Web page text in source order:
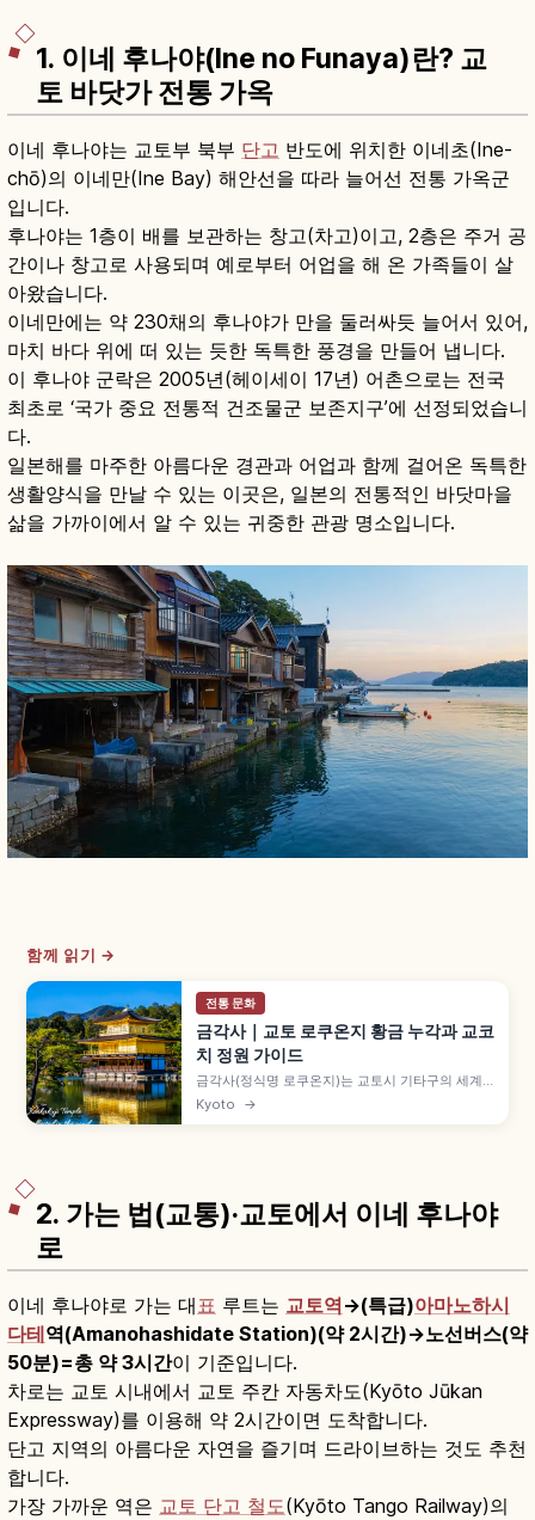
1. 이네 후나야(Ine no Funaya)란? 교
토 바닷가 전통 가옥
이네 후나야는 교토부 북부 단고 반도에 위치한 이네초(Ine-
chō)의 이네만(Ine Bay) 해안선을 따라 늘어선 전통 가옥군
입니다.
후나야는 1층이 배를 보관하는 창고(차고)이고, 2층은 주거 공
간이나 창고로 사용되며 예로부터 어업을 해 온 가족들이 살
아왔습니다.
이네만에는 약 230채의 후나야가 만을 둘러싸듯 늘어서 있어,
마치 바다 위에 떠 있는 듯한 독특한 풍경을 만들어 냅니다.
이 후나야 군락은 2005년(헤이세이 17년) 어촌으로는 전국
최초로 ‘국가 중요 전통적 건조물군 보존지구’에 선정되었습니
다.
일본해를 마주한 아름다운 경관과 어업과 함께 걸어온 독특한
생활양식을 만날 수 있는 이곳은, 일본의 전통적인 바닷마을
삶을 가까이에서 알 수 있는 귀중한 관광 명소입니다.
함께 읽기 →
전통 문화
금각사｜교토 로쿠온지 황금 누각과 교코
치 정원 가이드
금각사(정식명 로쿠온지)는 교토시 기타구의 세계
문화유산 사찰로, 금박 3층 누각 샤리덴이 상징입니
다. 교코치 연못에 비친 금각, 가을 단풍, 입장료와
Kyoto →
2. 가는 법(교통)·교토에서 이네 후나야
로
이네 후나야로 가는 대표 루트는 교토역 →(특급)아마노하시
다테역(Amanohashidate Station)(약 2시간)→노선버스(약
50분)=총 약 3시간이 기준입니다.
차로는 교토 시내에서 교토 주칸 자동차도(Kyōto Jūkan
Expressway)를 이용해 약 2시간이면 도착합니다.
단고 지역의 아름다운 자연을 즐기며 드라이브하는 것도 추천
합니다.
가장 가까운 역은 교토 단고 철도(Kyōto Tango Railway)의